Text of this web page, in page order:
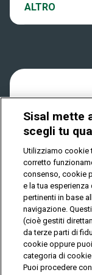
Play Your
Dove si gioca
Quanto si
Come
ALTRO
Notifiche
Privacy
IL GIOCO È
© Copyright
Privacy
Sisal mette
scegli tu
Utilizziamo cookie
corretto
consenso, cookie
e la tua
pertinenti in base
navigazione.
(cioè gestiti
da terze parti di
cookie oppure
categoria di
Puoi procedere